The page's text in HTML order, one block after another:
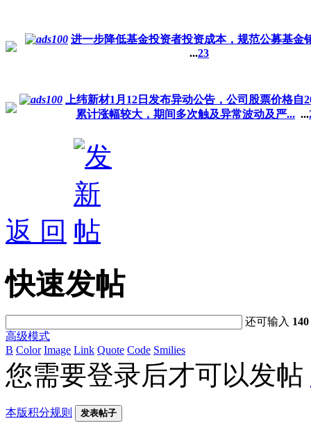
进一步降低基金投资者投资成本，规范公募基金
...23
上纬新材1月12日发布异动公告，公司股票价格自
累计涨幅较大，期间多次触及异常波动及严... ...
返 回
快速发帖
还可输入 140
高级模式
B Color Image Link Quote Code Smilies
您需要登录后才可以发帖
本版积分规则 发表帖子